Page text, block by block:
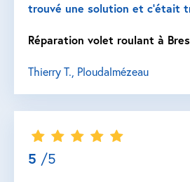
trouvé une solution et c’était
Réparation volet roulant à
Thierry T., Ploudalmézeau
5 /5